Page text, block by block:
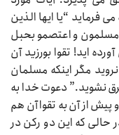
که می فرماید “یا ایها الذین
مسلمون و اعتصمو بحبل
اید! تقوا بورزید آن
مگر اینکه مسلمان
نشوید.” دعوت خدا به
از آن به تقوا آن هم
حالی که این دو رکن در